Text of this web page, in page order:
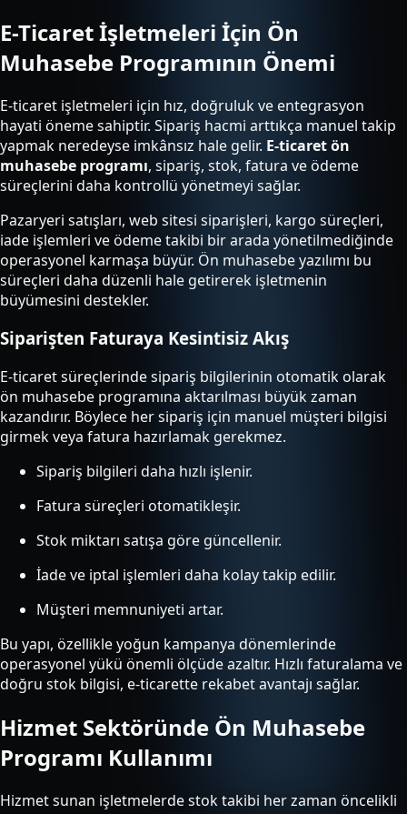
E-Ticaret İşletmeleri İçin Ön
Muhasebe Programının Önemi
E-ticaret işletmeleri için hız, doğruluk ve entegrasyon
hayati öneme sahiptir. Sipariş hacmi arttıkça manuel takip
yapmak neredeyse imkânsız hale gelir. E-ticaret ön
muhasebe programı, sipariş, stok, fatura ve ödeme
süreçlerini daha kontrollü yönetmeyi sağlar.
Pazaryeri satışları, web sitesi siparişleri, kargo süreçleri,
iade işlemleri ve ödeme takibi bir arada yönetilmediğinde
operasyonel karmaşa büyür. Ön muhasebe yazılımı bu
süreçleri daha düzenli hale getirerek işletmenin
büyümesini destekler.
Siparişten Faturaya Kesintisiz Akış
E-ticaret süreçlerinde sipariş bilgilerinin otomatik olarak
ön muhasebe programına aktarılması büyük zaman
kazandırır. Böylece her sipariş için manuel müşteri bilgisi
girmek veya fatura hazırlamak gerekmez.
Sipariş bilgileri daha hızlı işlenir.
Fatura süreçleri otomatikleşir.
Stok miktarı satışa göre güncellenir.
İade ve iptal işlemleri daha kolay takip edilir.
Müşteri memnuniyeti artar.
Bu yapı, özellikle yoğun kampanya dönemlerinde
operasyonel yükü önemli ölçüde azaltır. Hızlı faturalama ve
doğru stok bilgisi, e-ticarette rekabet avantajı sağlar.
Hizmet Sektöründe Ön Muhasebe
Programı Kullanımı
Hizmet sunan işletmelerde stok takibi her zaman öncelikli